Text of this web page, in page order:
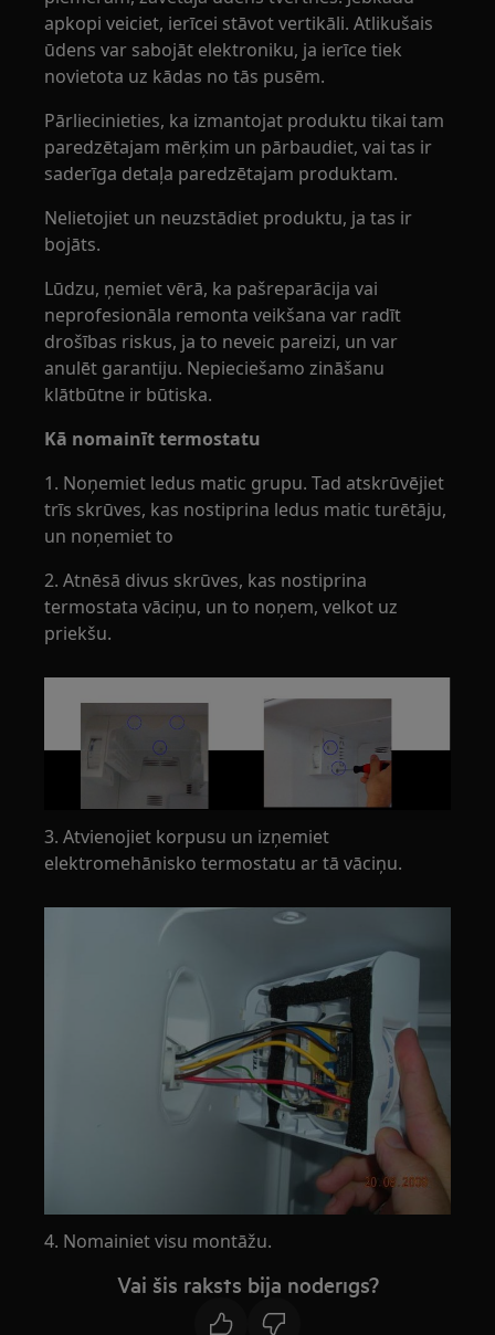
apkopi veiciet, ierīcei stāvot vertikāli. Atlikušais
ūdens var sabojāt elektroniku, ja ierīce tiek
novietota uz kādas no tās pusēm.
Pārliecinieties, ka izmantojat produktu tikai tam
paredzētajam mērķim un pārbaudiet, vai tas ir
saderīga detaļa paredzētajam produktam.
Nelietojiet un neuzstādiet produktu, ja tas ir
bojāts.
Lūdzu, ņemiet vērā, ka pašreparācija vai
neprofesionāla remonta veikšana var radīt
drošības riskus, ja to neveic pareizi, un var
anulēt garantiju. Nepieciešamo zināšanu
klātbūtne ir būtiska.
Kā nomainīt termostatu
1. Noņemiet ledus matic grupu. Tad atskrūvējiet
trīs skrūves, kas nostiprina ledus matic turētāju,
un noņemiet to
2. Atnēsā divus skrūves, kas nostiprina
termostata vāciņu, un to noņem, velkot uz
priekšu.
3. Atvienojiet korpusu un izņemiet
elektromehānisko termostatu ar tā vāciņu.
4. Nomainiet visu montāžu.
Vai šis raksts bija noderīgs?